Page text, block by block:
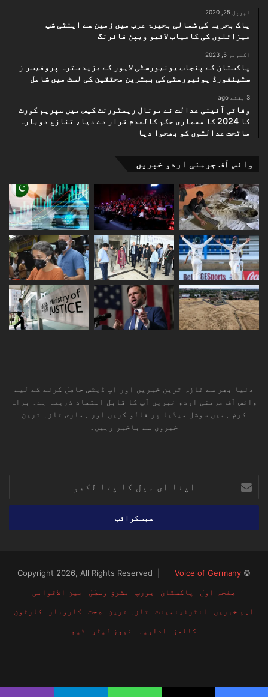
اپریل 25, 2020
پاک بحریہ کی شمالی بحیرۂ عرب میں زمین سے اینٹی شپ
میزائلوں کی کامیاب لائیو ویپن فائرنگ
اکتوبر 5, 2023
پاکستان کے پنجاب یونیورسٹی لاہور کے مزید سترہ پروفیسر ز
سٹینفورڈ یونیورسٹی کی بہترین محققین کی لسٹ میں شامل
3 ہفتے ago
وفاقی آئینی عدالت نے مونال ریسٹورنٹ کیس میں سپریم کورٹ
کا 2024 کا مسماری حکم کالعدم قرار دے دیا، تنازع دوبارہ
ماتحت عدالتوں کو بھجوا دیا
وائس آف جرمنی اردو خبریں
دنیا بھر سے تازہ ترین خبریں اور اپ ڈیٹس حاصل کرنے کے لیے
وائس آف جرمنی اردو خبریں آپ کا قابل اعتماد ذریعہ ہے۔ براہ
کرم ہمیں سوشل میڈیا پر فالو کریں اور ہماری تازہ ترین
خبروں سے باخبر رہیں۔
ای
میل
پتا
© Copyright 2026, All Rights Reserved |
Voice of Germany
صفحہ اول
پاکستان یورپ مشرق وسطیٰ
بین الاقوامی
اہم خبریں
انٹرٹینمینٹ تازہ ترین صحت کاروبار
کارٹون
کالمز
اداریہ نیوز لیٹر ٹیم